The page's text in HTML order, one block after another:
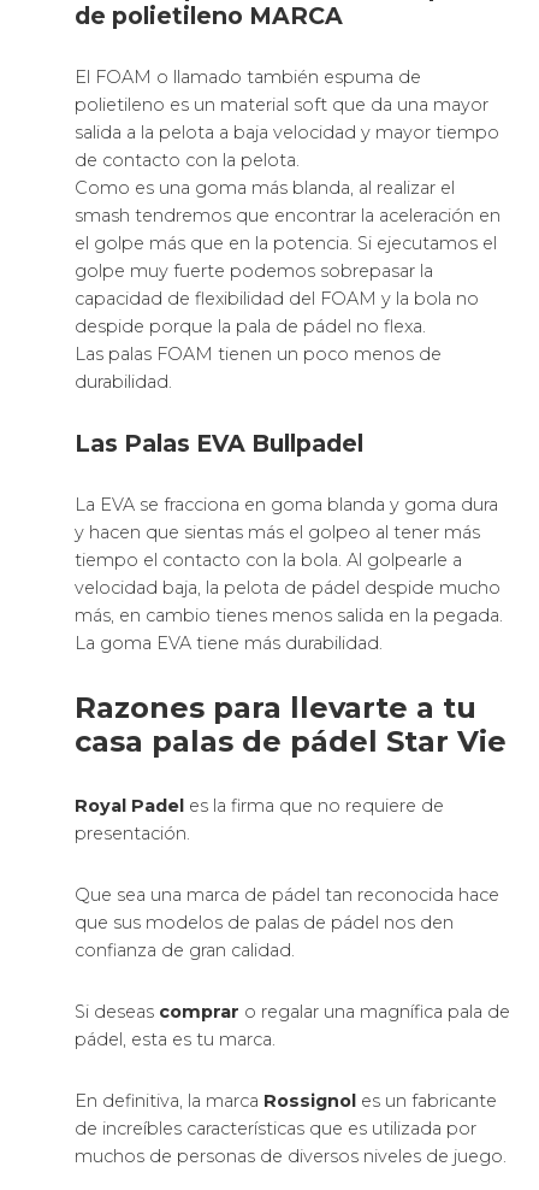
pádel, esta es tu marca.
En definitiva, la marcaRossignoles un fabricante
de increíbles características que es utilizada por
muchos de personas de diversos niveles de juego.
2026 © S Theme byAsiThemes
Productos deportivos
Pala padel